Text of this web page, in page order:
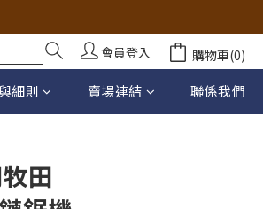
會員登入 購物車(0)
細則 賣場連結 聯係我們
田
立即購買